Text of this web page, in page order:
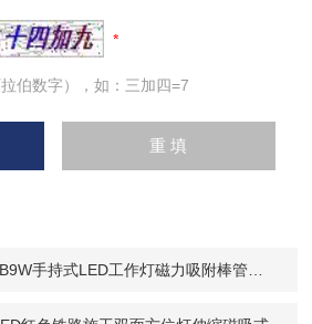
伯数字），如：三加四=7
手持式LED工作灯磁力吸附棒管灯充电